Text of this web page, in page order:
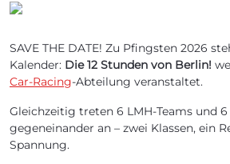
SAVE THE DATE! Zu Pfingsten 2026
Kalender: Die 12 Stunden von Berlin!
Car-Racing-Abteilung veranstaltet.
Gleichzeitig treten 6 LMH-Teams und 6
gegeneinander an – zwei Klassen, ein
Spannung.